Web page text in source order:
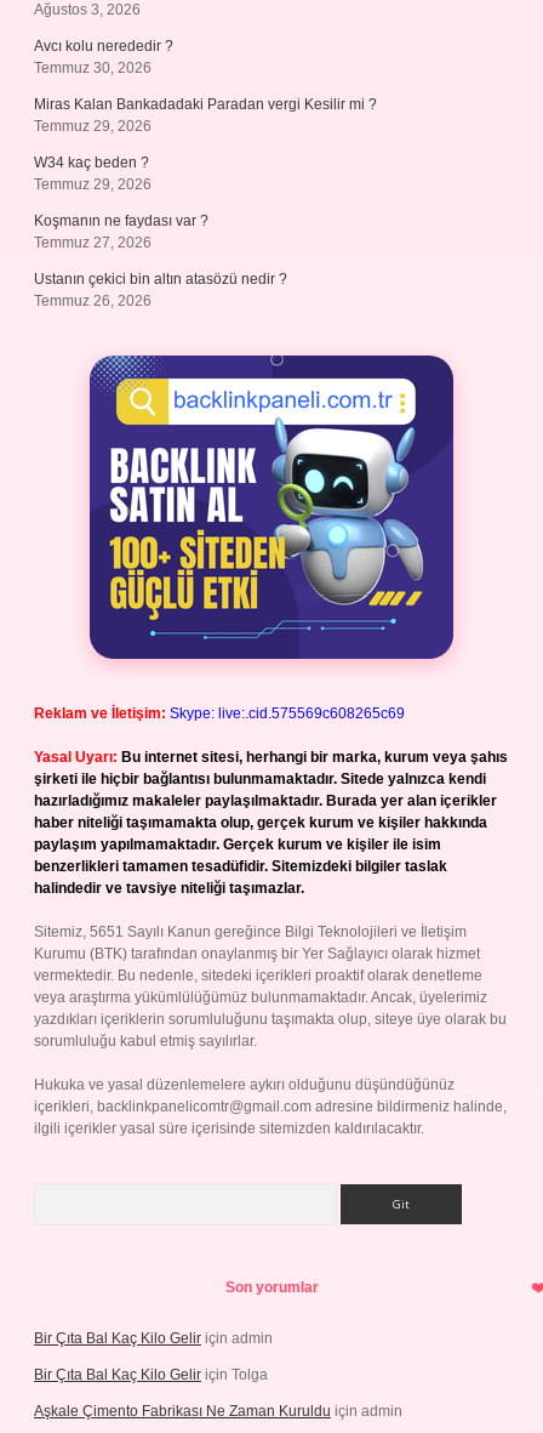
Ağustos 3, 2026
Avcı kolu nerededir ?
Temmuz 30, 2026
Miras Kalan Bankadadaki Paradan vergi Kesilir mi ?
Temmuz 29, 2026
W34 kaç beden ?
Temmuz 29, 2026
Koşmanın ne faydası var ?
Temmuz 27, 2026
Ustanın çekici bin altın atasözü nedir ?
Temmuz 26, 2026
Reklam ve İletişim: Skype: live:.cid.575569c608265c69
Yasal Uyarı: Bu internet sitesi, herhangi bir marka, kurum veya şahıs
şirketi ile hiçbir bağlantısı bulunmamaktadır. Sitede yalnızca kendi
hazırladığımız makaleler paylaşılmaktadır. Burada yer alan içerikler
haber niteliği taşımamakta olup, gerçek kurum ve kişiler hakkında
paylaşım yapılmamaktadır. Gerçek kurum ve kişiler ile isim
benzerlikleri tamamen tesadüfidir. Sitemizdeki bilgiler taslak
halindedir ve tavsiye niteliği taşımazlar.
Sitemiz, 5651 Sayılı Kanun gereğince Bilgi Teknolojileri ve İletişim
Kurumu (BTK) tarafından onaylanmış bir Yer Sağlayıcı olarak hizmet
vermektedir. Bu nedenle, sitedeki içerikleri proaktif olarak denetleme
veya araştırma yükümlülüğümüz bulunmamaktadır. Ancak, üyelerimiz
yazdıkları içeriklerin sorumluluğunu taşımakta olup, siteye üye olarak bu
sorumluluğu kabul etmiş sayılırlar.
Hukuka ve yasal düzenlemelere aykırı olduğunu düşündüğünüz
içerikleri, backlinkpanelicomtr@gmail.com adresine bildirmeniz halinde,
ilgili içerikler yasal süre içerisinde sitemizden kaldırılacaktır.
Son yorumlar
Bir Çıta Bal Kaç Kilo Gelir için admin
Bir Çıta Bal Kaç Kilo Gelir için Tolga
Aşkale Çimento Fabrikası Ne Zaman Kuruldu için admin